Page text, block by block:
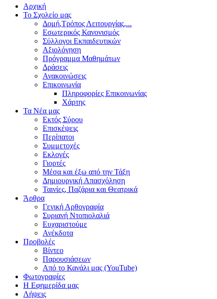
Αρχική
Το Σχολείο μας
Δομή,Τρόπος Λειτουργίας,...
Εσωτερικός Κανονισμός
Σύλλογοι Εκπαιδευτικών
Αξιολόγηση
Πρόγραμμα Μαθημάτων
Δράσεις
Ανακοινώσεις
Επικοινωνία
Πληροφορίες Επικοινωνίας
Χάρτης
Τα Νέα μας
Εκτός Σύρου
Επισκέψεις
Περίπατοι
Συμμετοχές
Εκλογές
Γιορτές
Μέσα και έξω από την Τάξη
Δημιουργική Απασχόληση
Ταινίες, Παζάρια και Θεατρικά
Άρθρα
Γενική Αρθογραφία
Συριανή Ντοπιολαλιά
Ευχαριστούμε
Ανέκδοτα
Προβολές
Βίντεο
Παρουσιάσεων
Από το Κανάλι μας (YouTube)
Φωτογραφίες
Η Εφημερίδα μας
Λήψεις